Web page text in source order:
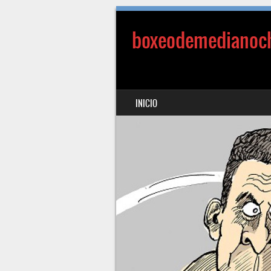
MENÚ
SALTAR AL CONTENIDO
INICIO